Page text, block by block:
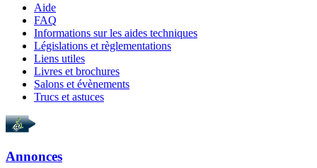
Aide
FAQ
Informations sur les aides techniques
Législations et règlementations
Liens utiles
Livres et brochures
Salons et évènements
Trucs et astuces
Annonces